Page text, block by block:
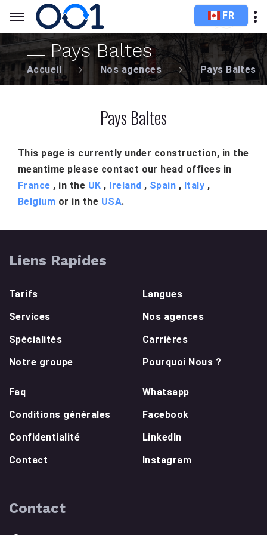
FR
Pays Baltes
Accueil Nos agences Pays Baltes
Pays Baltes
This page is currently under construction, in the
meantime please contact our head offices in
France , in the UK , Ireland , Spain , Italy ,
Belgium or in the USA.
Liens Rapides
Tarifs
Services
Spécialités
Notre groupe
Langues
Nos agences
Carrières
Pourquoi Nous ?
Faq
Conditions générales
Confidentialité
Contact
Whatsapp
Facebook
LinkedIn
Instagram
Contact